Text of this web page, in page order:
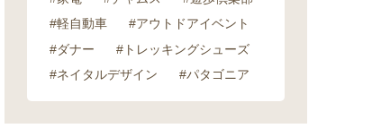
#軽自動車
#アウトドアイベント
#ダナー
#トレッキングシューズ
#ネイタルデザイン
#パタゴニア